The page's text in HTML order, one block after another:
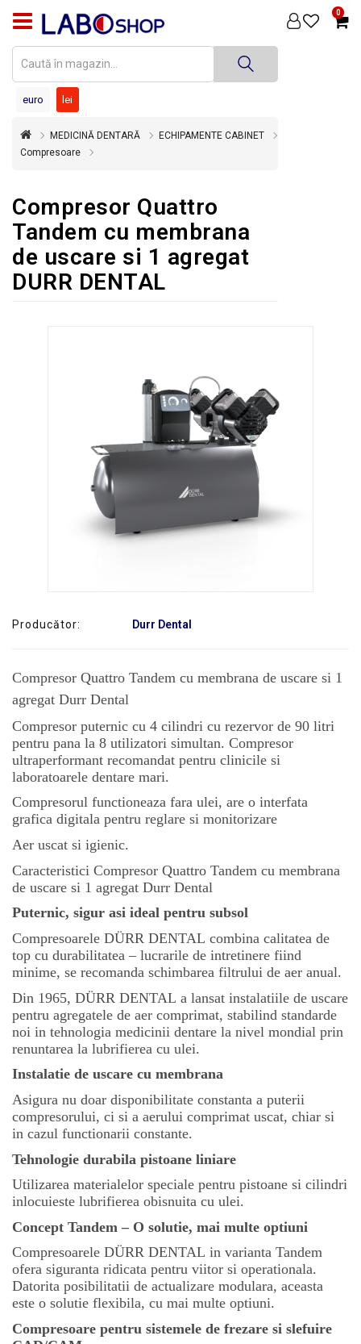
0
PRODUSE
DENTARĂ
DENTARĂ
STERILIZARE
SUPER
OFERTĂ
ÎNCHIRIERI
euro lei
MEDICINĂ DENTARĂ
ECHIPAMENTE CABINET
Compresoare
Compresor Quattro
Tandem cu membrana
de uscare si 1 agregat
DURR DENTAL
Producător: Durr Dental
Compresor Quattro Tandem cu membrana de uscare si 1
agregat Durr Dental
Compresor puternic cu 4 cilindri cu rezervor de 90 litri
pentru pana la 8 utilizatori simultan. Compresor
ultraperformant recomandat pentru clinicile si
laboratoarele dentare mari.
Compresorul functioneaza fara ulei, are o interfata
grafica digitala pentru reglare si monitorizare
Aer uscat si igienic.
Caracteristici Compresor Quattro Tandem cu membrana
de uscare si 1 agregat Durr Dental
Puternic, sigur asi ideal pentru subsol
Compresoarele DÜRR DENTAL combina calitatea de
top cu durabilitatea – lucrarile de intretinere fiind
minime, se recomanda schimbarea filtrului de aer anual.
Din 1965, DÜRR DENTAL a lansat instalatiile de uscare
pentru agregatele de aer comprimat, stabilind standarde
noi in tehnologia medicinii dentare la nivel mondial prin
renuntarea la lubrifierea cu ulei.
Instalatie de uscare cu membrana
Asigura nu doar disponibilitate constanta a puterii
compresorului, ci si a aerului comprimat uscat, chiar si
in cazul functionarii constante.
Tehnologie durabila pistoane liniare
Utilizarea materialelor speciale pentru pistoane si cilindri
inlocuieste lubrifierea obisnuita cu ulei.
Concept Tandem – O solutie, mai multe optiuni
Compresoarele DÜRR DENTAL in varianta Tandem
ofera siguranta ridicata pentru viitor si operationala.
Datorita posibilitatii de actualizare modulara, aceasta
este o solutie flexibila, cu mai multe optiuni.
Compresoare pentru sistemele de frezare si slefuire